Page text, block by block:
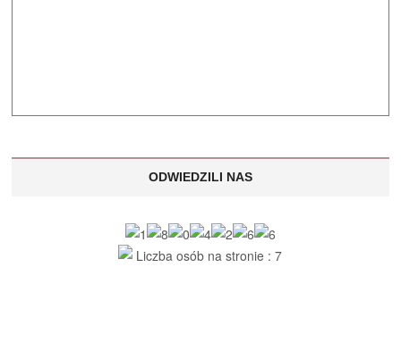
ODWIEDZILI NAS
Liczba osób na stronie : 7